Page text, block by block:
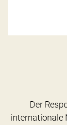
Der
internationale